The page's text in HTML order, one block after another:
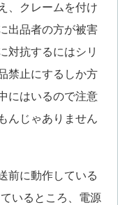
、クレームを付け
出品者の方が被害
対抗するにはシリ
禁止にするしか方
にはいるので注意
んじゃありません
前に動作している
いるところ、電源